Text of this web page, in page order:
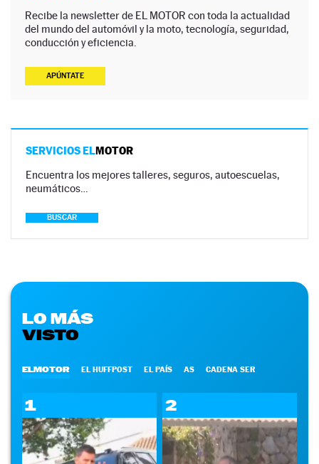
Recibe la newsletter de EL MOTOR con toda la actualidad
del mundo del automóvil y la moto, tecnología, seguridad,
conducción y eficiencia.
APÚNTATE
SERVICIOS ELMOTOR
Encuentra los mejores talleres, seguros, autoescuelas,
neumáticos…
BUSCAR
LO MÁS
VISTO
ELMOTOR EL HUFFPOST EL PAÍS AS CADENA SER
1 2